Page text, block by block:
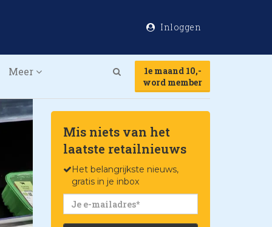
Inloggen
Meer
1e maand 10,-
word member
Mis niets van het
laatste retailnieuws
Het belangrijkste nieuws,
gratis in je inbox